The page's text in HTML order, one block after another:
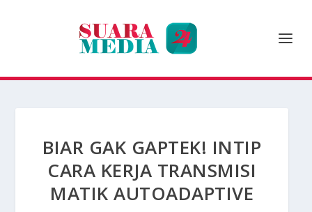
BIAR GAK GAPTEK! INTIP
CARA KERJA TRANSMISI
MATIK AUTOADAPTIVE